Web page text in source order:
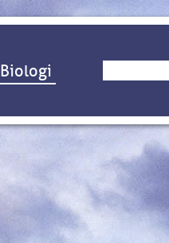
Biologi Søg